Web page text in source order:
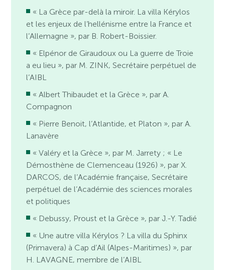
« La Grèce par-delà la miroir. La villa Kérylos
et les enjeux de l’hellénisme entre la France et
l’Allemagne », par B. Robert-Boissier.
« Elpénor de Giraudoux ou La guerre de Troie
a eu lieu », par M. ZINK, Secrétaire perpétuel de
l’AIBL
« Albert Thibaudet et la Grèce », par A.
Compagnon
« Pierre Benoit, l’Atlantide, et Platon », par A.
Lanavère
« Valéry et la Grèce », par M. Jarrety ; « Le
Démosthène de Clemenceau (1926) », par X.
DARCOS, de l’Académie française, Secrétaire
perpétuel de l’Académie des sciences morales
et politiques
« Debussy, Proust et la Grèce », par J.-Y. Tadié
« Une autre villa Kérylos ? La villa du Sphinx
(Primavera) à Cap d’Ail (Alpes-Maritimes) », par
H. LAVAGNE, membre de l’AIBL